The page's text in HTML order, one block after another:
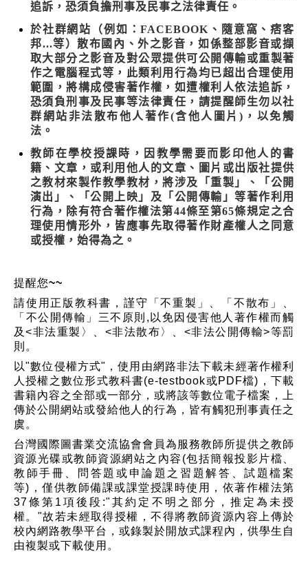
追訴，恐須負擔刑事及民事之法律責任。
於社群網站（例如：FACEBOOK、隨意窩、痞客
邦...等）散布國內、外之影音，如係整部影音或擷
取大部分之影音及對公眾提供可公開傳輸或重製著
作之電腦程式等，此類利用行為均已超出合理使用
範圍，將構成侵害著作權，如遭權利人依法追訴，
恐須負刑事及民事等法律責任，請提醒師生勿以社
群網站非法散布他人著作(含他人圖片)，以免觸
法。
教師在學校授課時，因教學需要而影印他人的書
籍、文章，或利用他人的文章、圖片或出版社提供
之教材來製作教學教材，將涉及「重製」、「公開
演出」、「公開上映」及「公開傳輸」等著作利用
行為，除有符合著作權法第44條至第65條規定之合
理使用情形外，皆應事先取得著作財產權人之同意
或授權，始得為之。
提醒您~~
請使用正版教科書，謹守「不重製」、「不散布」、
「不公開傳輸」三不原則,以免因侵害他人著作權而觸
及<非法重製〉、<非法散布〉、<非法公開傳輸>等罰
則。
以"數位侵權方式"，使用由網路非法下載未經著作權利
人授權之數位形式教科書(e-testbook或PDF檔)，下載
書籍內容之全部或一部分，或將該等數位電子檔案，上
傳於公開網站或發給他人的行為，皆有觸犯刑事責任之
虞。
台灣國際圖書業交流協會會員為服務教師所提供之教師
資源光碟或教師資源網站之內容(包括簡報投影片檔、
教師手冊、問答題或申論題之習題解答、試題檔案
等)，僅供教師備課或課堂授課時使用，依著作權法第
37條第1項後段:"其約定不明之部分，推定為未授
權。"故若未經取得授權，不得將教師資源內容上傳於
校內網路教學平台，或錄製於開放式課程內，供學生自
由複製或下載使用。